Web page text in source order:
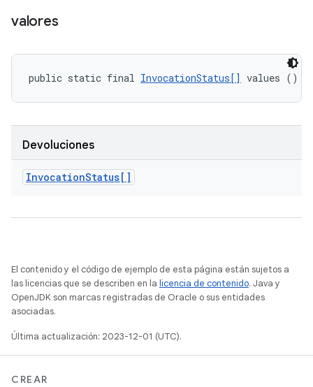
valores
public static final InvocationStatus[] values ()
Devoluciones
InvocationStatus[]
El contenido y el código de ejemplo de esta página están sujetos a
las licencias que se describen en la licencia de contenido. Java y
OpenJDK son marcas registradas de Oracle o sus entidades
asociadas.
Última actualización: 2023-12-01 (UTC).
CREAR